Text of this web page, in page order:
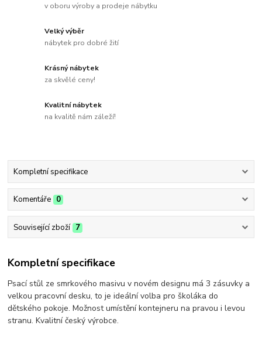
v oboru výroby a prodeje nábytku
Velký výběr
nábytek pro dobré žití
Krásný nábytek
za skvělé ceny!
Kvalitní nábytek
na kvalitě nám záleží!
Kompletní specifikace
Komentáře 0
Související zboží 7
Kompletní specifikace
Psací stůl ze smrkového masivu v novém designu má 3 zásuvky a
velkou pracovní desku, to je ideální volba pro školáka do
dětského pokoje. Možnost umístění kontejneru na pravou i levou
stranu. Kvalitní český výrobce.